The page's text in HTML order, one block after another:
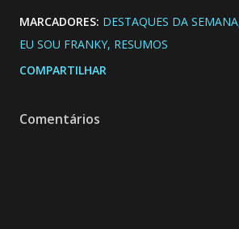
MARCADORES: DESTAQUES DA SEMANA
EU SOU FRANKY RESUMOS
COMPARTILHAR
Comentários